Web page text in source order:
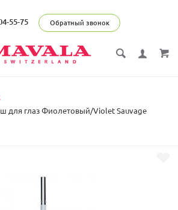
55-75 Обратный звонок
для глаз Фиолетовый/Violet Sauvage